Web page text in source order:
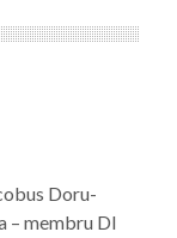
Doru-
– membru Dl